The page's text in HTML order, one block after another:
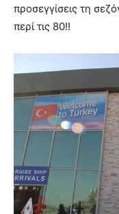
προσεγγίσεις τη
περί τις 80!!